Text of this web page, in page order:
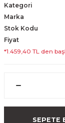
Kategori
Marka
Stok Kodu
Fiyat
*1.459,40 TL den
SEPETE